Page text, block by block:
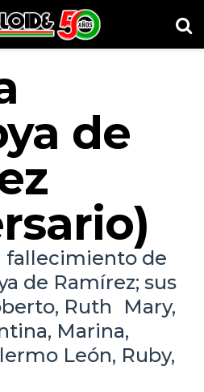
de
fallecimiento de
de Ramírez; sus
Ruth Mary,
Marina,
León, Ruby,